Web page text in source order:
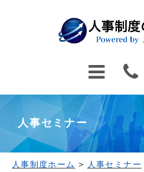
人事セミナー
人事制度ホーム > 人事セミナー